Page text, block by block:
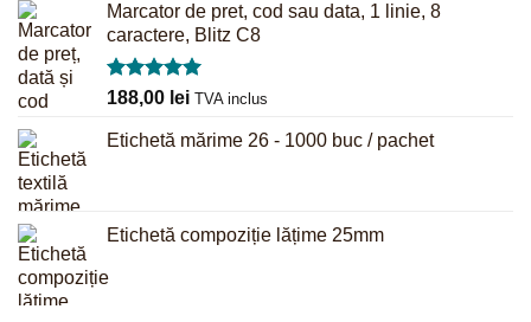
Marcator de pret, cod sau data, 1 linie, 8
caractere, Blitz C8
Evaluat la
188,00 lei TVA inclus
Etichetă mărime 26 - 1000 buc / pachet
Etichetă compoziție lățime 25mm